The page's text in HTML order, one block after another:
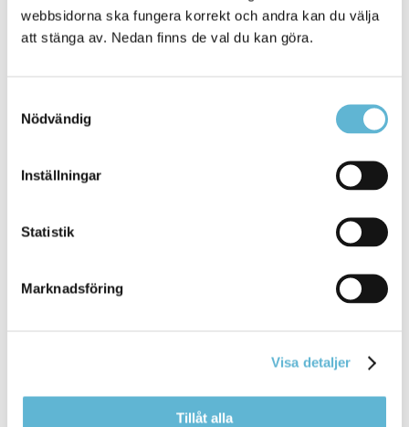
webbsidorna ska fungera korrekt och andra kan du välja
att stänga av. Nedan finns de val du kan göra.
Nödvändig
Inställningar
Statistik
Marknadsföring
Visa detaljer
Tillåt alla
KONTAKT
Besöksadress
Postadress
Box 18, 295 21 Bromölla